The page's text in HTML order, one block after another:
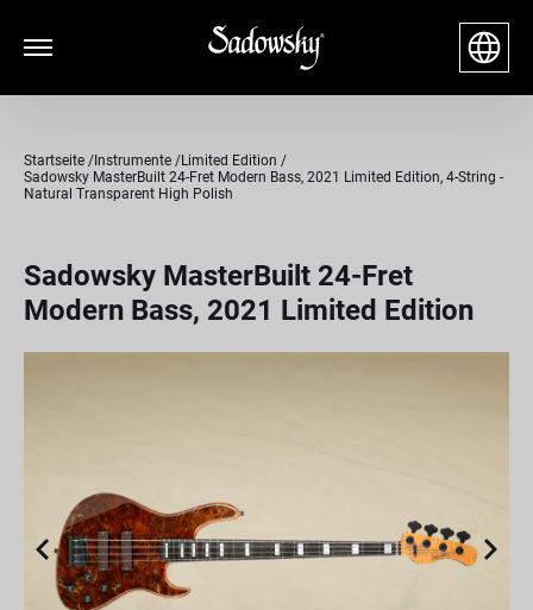
Startseite Instrumente
Limited Edition
Sadowsky MasterBuilt 24-Fret Modern Bass, 2021 Limited Edition, 4-String -
Natural Transparent High Polish
Sadowsky MasterBuilt 24-Fret
Modern Bass, 2021 Limited Edition